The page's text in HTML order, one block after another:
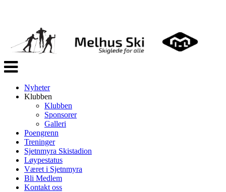
Veksle
navigasjon
Nyheter
Klubben
Klubben
Sponsorer
Galleri
Poengrenn
Treninger
Sjetnmyra Skistadion
Løypestatus
Været i Sjetnmyra
Bli Medlem
Kontakt oss